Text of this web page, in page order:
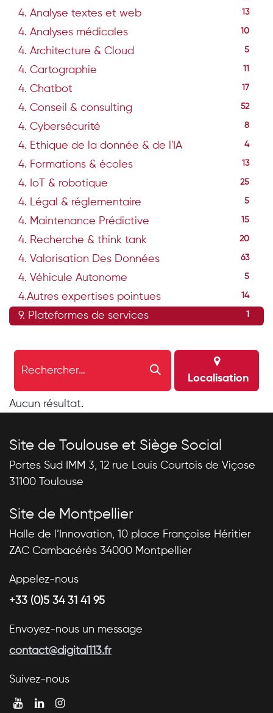
4. Analyse textes et web 13
4. Analyses médicales 10
4. Architecture & Cloud 5
4. Cartographie
4. Chatbot 17
4. Conseil & consulting 52
4. Cybersécurité 8
4. Ethique de la donnée & de l'IA 4
4. Formations & écoles 13
4. IoT & robotique 25
4. Légal & réglementaire 5
4. Maintenance Prédictive 15
4. Recherche & think tank 20
4. Valorisation Des Données 63
4. Véhicule Autonome 5
4.Autres expertises pointues 14
9. Plateformes de services
Localisation
Aucun résultat.
Site de Toulouse et Siège Social
Portes Sud IMM 3, 12 rue Louis Courtois de Viçose
31100 Toulouse
Site de Montpellier
Halle de l’Innovation, 10 place Françoise Héritier
ZAC Cambacérès 34000 Montpellier
Appelez-nous
+33 (0)5 34 31 41 95
Envoyez-nous un message
contact@digital113.fr
Suivez-nous